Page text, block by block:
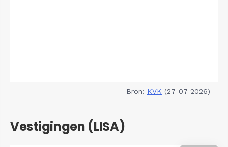
Bron: KVK (27-07-2026)
Vestigingen (LISA)